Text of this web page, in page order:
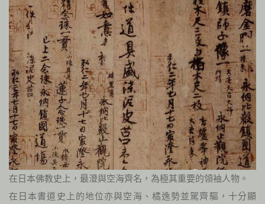
在日本佛教史上，最澄與空海齊名，為極其重要的領袖人物。
在日本書道史上的地位亦與空海、橘逸勢並駕齊驅，十分顯